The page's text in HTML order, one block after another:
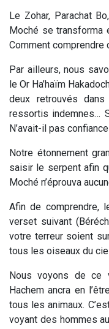
Le Zohar, Parachat
Moché se transforma
Comment comprendre
Par ailleurs, nous
le Or Ha’haïm
deux retrouvés
ressortis indemnes…
N’avait-il pas
Notre étonnement
saisir le serpent afin
Moché n’éprouva
Afin de comprendre,
verset suivant
votre terreur soient
tous les oiseaux du
Nous voyons de ce
Hachem ancra en
tous les animaux.
voyant des hommes